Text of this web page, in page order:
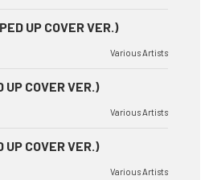
UP COVER VER.)
Various Artists
COVER VER.)
Various Artists
COVER VER.)
Various Artists